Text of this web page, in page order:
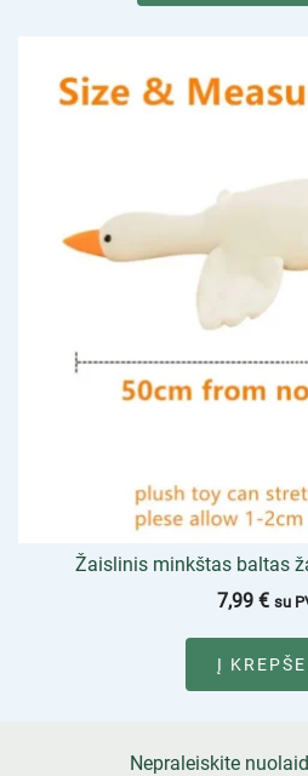
Žaislinis minkštas baltas
7,99 € su
Į
Nepraleiskite